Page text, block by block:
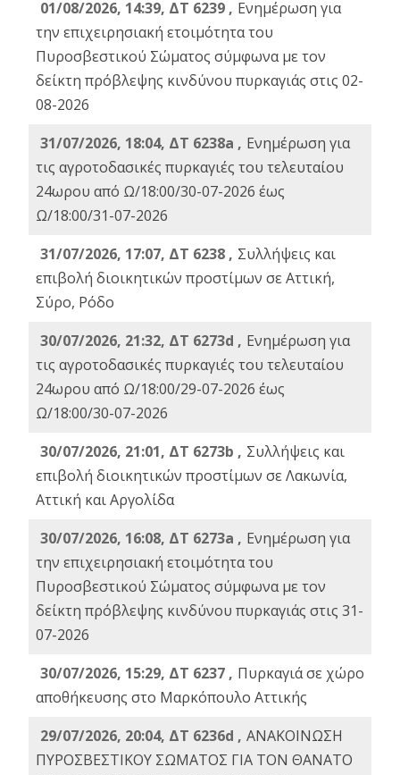
01/08/2026, 14:39, ΔΤ 6239 , Ενημέρωση για
την επιχειρησιακή ετοιμότητα του
Πυροσβεστικού Σώματος σύμφωνα με τον
δείκτη πρόβλεψης κινδύνου πυρκαγιάς στις 02-
08-2026
31/07/2026, 18:04, ΔΤ 6238a , Ενημέρωση για
τις αγροτοδασικές πυρκαγιές του τελευταίου
24ωρου από Ω/18:00/30-07-2026 έως
Ω/18:00/31-07-2026
31/07/2026, 17:07, ΔΤ 6238 , Συλλήψεις και
επιβολή διοικητικών προστίμων σε Αττική,
Σύρο, Ρόδο
30/07/2026, 21:32, ΔΤ 6273d , Ενημέρωση για
τις αγροτοδασικές πυρκαγιές του τελευταίου
24ωρου από Ω/18:00/29-07-2026 έως
Ω/18:00/30-07-2026
30/07/2026, 21:01, ΔΤ 6273b , Συλλήψεις και
επιβολή διοικητικών προστίμων σε Λακωνία,
Αττική και Αργολίδα
30/07/2026, 16:08, ΔΤ 6273a , Ενημέρωση για
την επιχειρησιακή ετοιμότητα του
Πυροσβεστικού Σώματος σύμφωνα με τον
δείκτη πρόβλεψης κινδύνου πυρκαγιάς στις 31-
07-2026
30/07/2026, 15:29, ΔΤ 6237 , Πυρκαγιά σε χώρο
αποθήκευσης στο Μαρκόπουλο Αττικής
29/07/2026, 20:04, ΔΤ 6236d , ΑΝΑΚΟΙΝΩΣΗ
ΠΥΡΟΣΒΕΣΤΙΚΟΥ ΣΩΜΑΤΟΣ ΓΙΑ ΤΟΝ ΘΑΝΑΤΟ